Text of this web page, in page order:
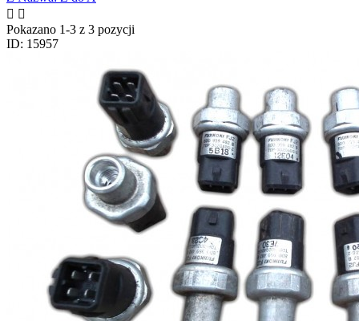
 
Pokazano 1-3 z 3 pozycji
ID: 15957